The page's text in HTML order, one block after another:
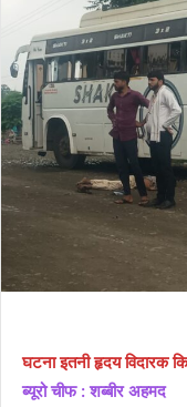
घटना इतनी हृदय विदारक
ब्यूरो चीफ : शब्बीर अहमद